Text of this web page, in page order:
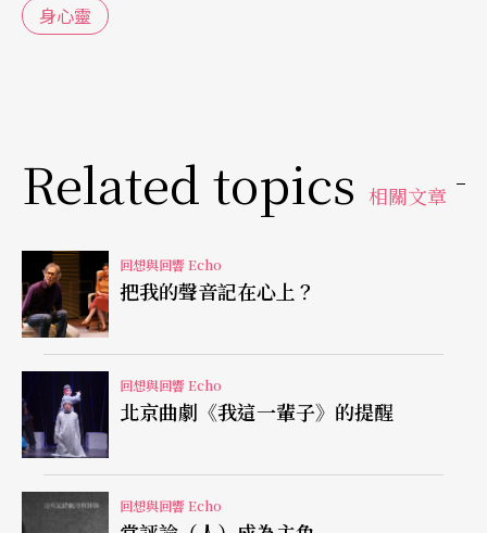
身體正文本的圖像，如太極、禪、道等，「舞蹈劇
界。
場」的脈絡，從近年新世代的編舞家如周書毅、鄭
宗龍，都可以看到這個脈絡的延續性，甚至說是台
灣現代舞未來的趨勢也不為過。「舞蹈劇場」的興
起與「後現代主義」在台灣的崛起有關，也是解嚴
後通過「後現代主義」，將藝術家還停留在前現代
的審美經驗做了一次清洗，這種文化清洗的召喚來
自解嚴後台灣人對「現代性」的慾望，也是身體官
身心靈
Related topics 相關文章
回想與回響 Echo
把我的聲音記在心上？
回想與回響 Echo
北京曲劇《我這一輩子》的提醒
回想與回響 Echo